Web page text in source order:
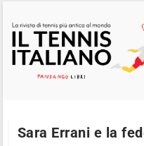
Sara Errani e la